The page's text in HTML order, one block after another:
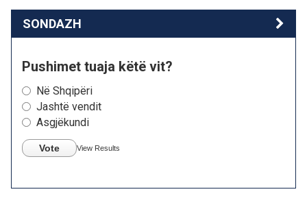
SONDAZH
Pushimet tuaja këtë vit?
Në Shqipëri
Jashtë vendit
Asgjëkundi
Vote View Results